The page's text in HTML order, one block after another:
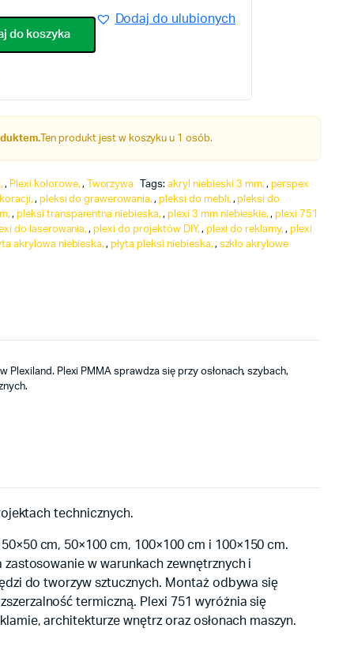
do koszyka
Dodaj do ulubionych
Ten produkt jest w koszyku u 1 osób.
, Plexi kolorowe , Tworzywa Tags:akryl niebieski 3 mm , perspex
, pleksi do grawerowania , pleksi do mebli ,pleksi do
, pleksi transparentna niebieska , plexi 3 mm niebieskie ,plexi 751
do laserowania ,plexi do projektów DIY , plexi do reklamy ,plexi
akrylowa niebieska ,płyta pleksi niebieska , szkło akrylowe
Plexi PMMA sprawdza się przy osłonach, szybach,
technicznych.
cm, 50×100 cm, 100×100 cm i 100×150 cm.
w warunkach zewnętrznych i
do tworzyw sztucznych. Montaż odbywa się
termiczną. Plexi 751 wyróżnia się
architekturze wnętrz oraz osłonach maszyn.